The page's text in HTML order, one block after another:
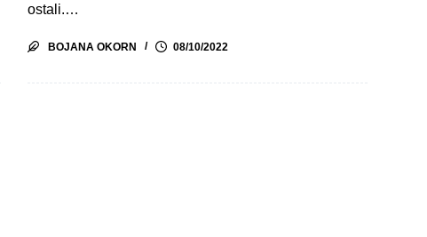
ostali.…
BOJANA OKORN 08/10/2022